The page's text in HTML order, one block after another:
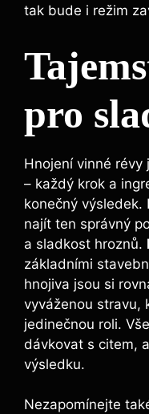
tak bude i režim
pro
Hnojení vinné révy
⁣–​ každý krok a
konečný výsledek.
najít⁢ ten správný
a sladkost hroznů.
základními
hnojiva jsou si
vyváženou stravu,
jedinečnou roli.
dávkovat s citem,⁢
výsledku.
Nezapomínejte